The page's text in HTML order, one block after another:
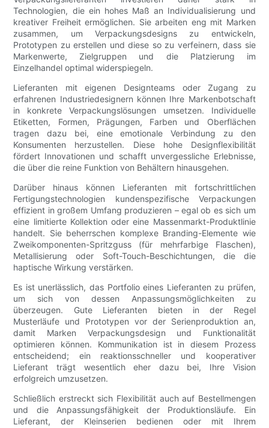
Technologien, die ein hohes Maß an Individualisierung und
kreativer Freiheit ermöglichen. Sie arbeiten eng mit Marken
zusammen, um Verpackungsdesigns zu entwickeln,
Prototypen zu erstellen und diese so zu verfeinern, dass sie
Markenwerte, Zielgruppen und die Platzierung im
Einzelhandel optimal widerspiegeln.
Lieferanten mit eigenen Designteams oder Zugang zu
erfahrenen Industriedesignern können Ihre Markenbotschaft
in konkrete Verpackungslösungen umsetzen. Individuelle
Etiketten, Formen, Prägungen, Farben und Oberflächen
tragen dazu bei, eine emotionale Verbindung zu den
Konsumenten herzustellen. Diese hohe Designflexibilität
fördert Innovationen und schafft unvergessliche Erlebnisse,
die über die reine Funktion von Behältern hinausgehen.
Darüber hinaus können Lieferanten mit fortschrittlichen
Fertigungstechnologien kundenspezifische Verpackungen
effizient in großem Umfang produzieren – egal ob es sich um
eine limitierte Kollektion oder eine Massenmarkt-Produktlinie
handelt. Sie beherrschen komplexe Branding-Elemente wie
Zweikomponenten-Spritzguss (für mehrfarbige Flaschen),
Metallisierung oder Soft-Touch-Beschichtungen, die die
haptische Wirkung verstärken.
Es ist unerlässlich, das Portfolio eines Lieferanten zu prüfen,
um sich von dessen Anpassungsmöglichkeiten zu
überzeugen. Gute Lieferanten bieten in der Regel
Musterläufe und Prototypen vor der Serienproduktion an,
damit Marken Verpackungsdesign und Funktionalität
optimieren können. Kommunikation ist in diesem Prozess
entscheidend; ein reaktionsschneller und kooperativer
Lieferant trägt wesentlich eher dazu bei, Ihre Vision
erfolgreich umzusetzen.
Schließlich erstreckt sich Flexibilität auch auf Bestellmengen
und die Anpassungsfähigkeit der Produktionsläufe. Ein
Lieferant, der Kleinserien bedienen oder mit Ihrem